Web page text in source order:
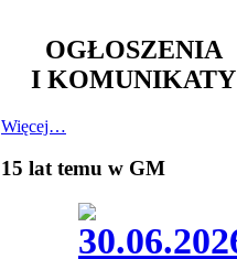
OGŁOSZENIA
I KOMUNIKATY
Więcej…
15 lat temu w GM